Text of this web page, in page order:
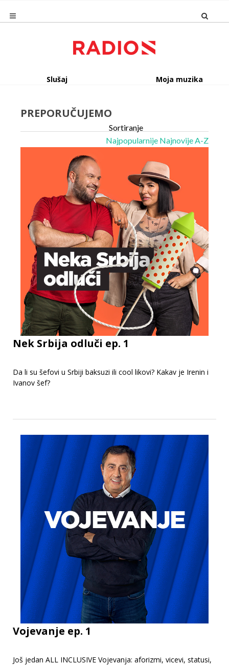
Slušaj Moja muzika
PREPORUČUJEMO
Sortiranje
Najpopularnije NajnovijeA-Z
Nek Srbija odluči ep. 1
Da li su šefovi u Srbiji baksuzi ili cool likovi? Kakav je Irenin i
Ivanov šef?
Vojevanje ep. 1
Još jedan ALL INCLUSIVE Vojevanja: aforizmi, vicevi, statusi,